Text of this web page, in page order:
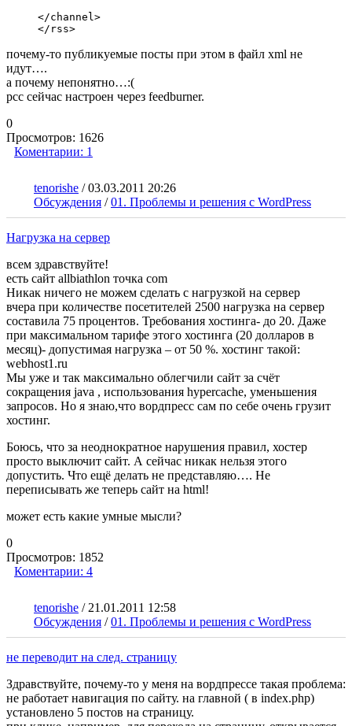
</channel>
</rss>
почему-то публикуемые посты при этом в файл xml не
идут….
а почему непонятно…:(
рсс сейчас настроен через feedburner.
0
Просмотров: 1626
Коментарии: 1
tenorishe /03.03.2011 20:26
Обсуждения /01. Проблемы и решения с WordPress
Нагрузка на сервер
всем здравствуйте!
есть сайт allbiathlon точка com
Никак ничего не можем сделать с нагрузкой на сервер
вчера при количестве посетителей 2500 нагрузка на сервер
составила 75 процентов. Требования хостинга- до 20. Даже
при максимальном тарифе этого хостинга (20 долларов в
месяц)- допустимая нагрузка – от 50 %. хостинг такой:
webhost1.ru
Мы уже и так максимально облегчили сайт за счёт
сокращения java , использования hypercache, уменьшения
запросов. Но я знаю,что вордпресс сам по себе очень грузит
хостинг.
Боюсь, что за неоднократное нарушения правил, хостер
просто выключит сайт. А сейчас никак нельзя этого
допустить. Что ещё делать не представляю…. Не
переписывать же теперь сайт на html!
может есть какие умные мысли?
0
Просмотров: 1852
Коментарии: 4
tenorishe / 21.01.2011 12:58
Обсуждения /01. Проблемы и решения с WordPress
не переводит на след. страницу
Здравствуйте, почему-то у меня на вордпрессе такая проблема:
не работает навигация по сайту. на главной ( в index.php)
установлено 5 постов на страницу.